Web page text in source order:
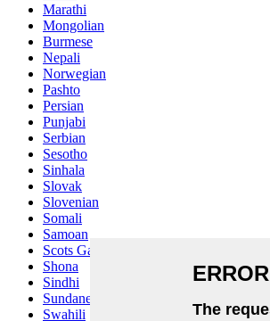
Marathi
Mongolian
Burmese
Nepali
Norwegian
Pashto
Persian
Punjabi
Serbian
Sesotho
Sinhala
Slovak
Slovenian
Somali
Samoan
Scots Gaelic
Shona
Sindhi
Sundanese
Swahili